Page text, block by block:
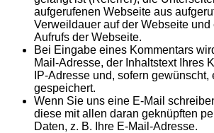
aufgerufenen Webseite aus
Verweildauer auf der Webseite
Aufrufs der Webseite.
Bei Eingabe eines Kommentars
Mail-Adresse, der Inhaltstext Ihres
IP-Adresse und, sofern gewünscht,
gespeichert.
Wenn Sie uns eine E-Mail
diese mit allen daran geknüpften
Daten, z. B. Ihre E-Mail-Adresse.